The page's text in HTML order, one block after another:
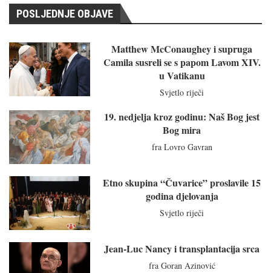
POSLJEDNJE OBJAVE
Matthew McConaughey i supruga
Camila susreli se s papom Lavom XIV.
u Vatikanu
Svjetlo riječi
19. nedjelja kroz godinu: Naš Bog jest
Bog mira
fra Lovro Gavran
Etno skupina “Čuvarice” proslavile 15
godina djelovanja
Svjetlo riječi
Jean-Luc Nancy i transplantacija srca
fra Goran Azinović